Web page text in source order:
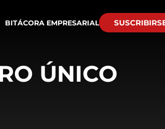
BITÁCORA EMPRESARIAL
ÚNICO